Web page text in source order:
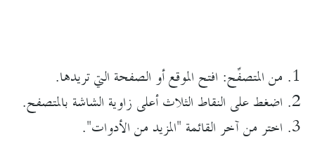
1. من المتصفِّح: افتح الموقع أو الصفحة التي تريدها.
2. اضغط على النقاط الثلاث أعلى زاوية الشاشة بالمتصفح.
3. اختر من آخر القائمة "المزيد من الأدوات".